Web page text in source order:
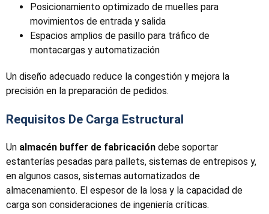
Posicionamiento optimizado de muelles para
movimientos de entrada y salida
Espacios amplios de pasillo para tráfico de
montacargas y automatización
Un diseño adecuado reduce la congestión y mejora la
precisión en la preparación de pedidos.
Requisitos De Carga Estructural
Un almacén buffer de fabricación debe soportar
estanterías pesadas para pallets, sistemas de entrepisos y,
en algunos casos, sistemas automatizados de
almacenamiento. El espesor de la losa y la capacidad de
carga son consideraciones de ingeniería críticas.